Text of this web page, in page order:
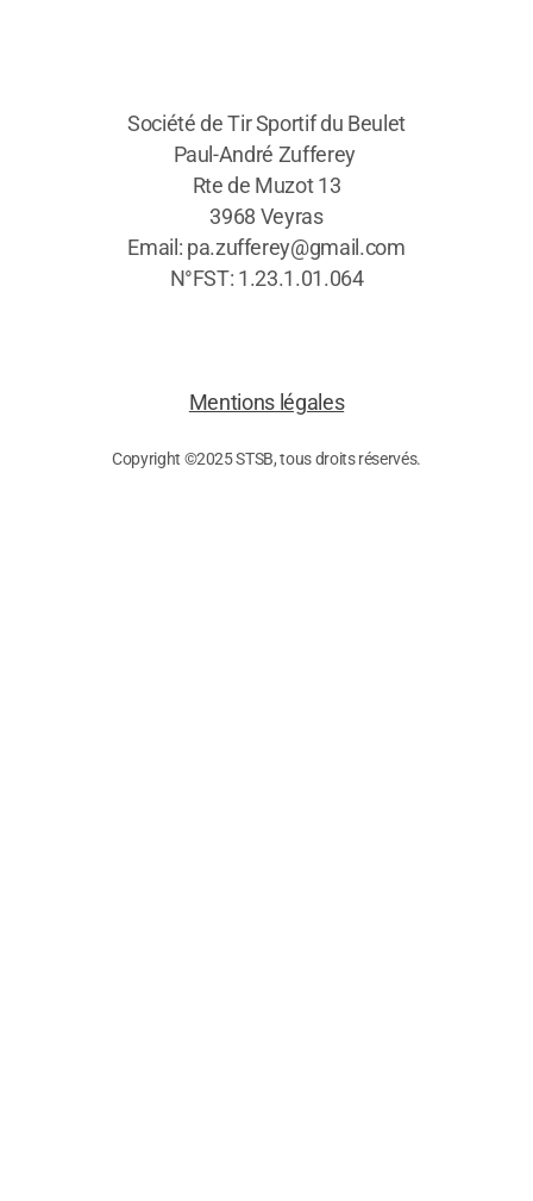
Société de Tir Sportif du Beulet
Paul-André Zufferey
Rte de Muzot 13
3968 Veyras
Email: pa.zufferey@gmail.com
N°FST: 1.23.1.01.064
Mentions légales
Copyright ©2025 STSB, tous droits réservés.